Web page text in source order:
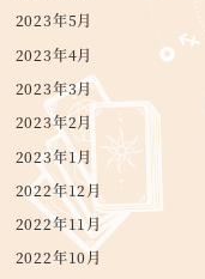
2023年5月
2023年4月
2023年3月
2023年2月
2023年1月
2022年12月
2022年11月
2022年10月